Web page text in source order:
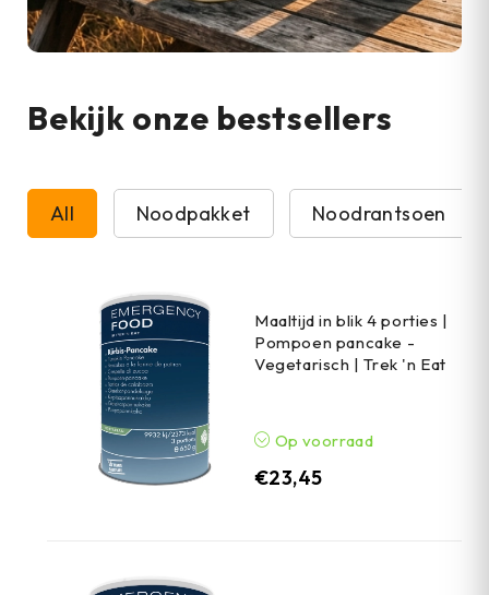
Bekijk onze bestsellers
All Noodpakket Noodrantsoen
Maaltijd in blik 4 porties |
Pompoen pancake -
Vegetarisch | Trek 'n Eat
Op voorraad
€23,45